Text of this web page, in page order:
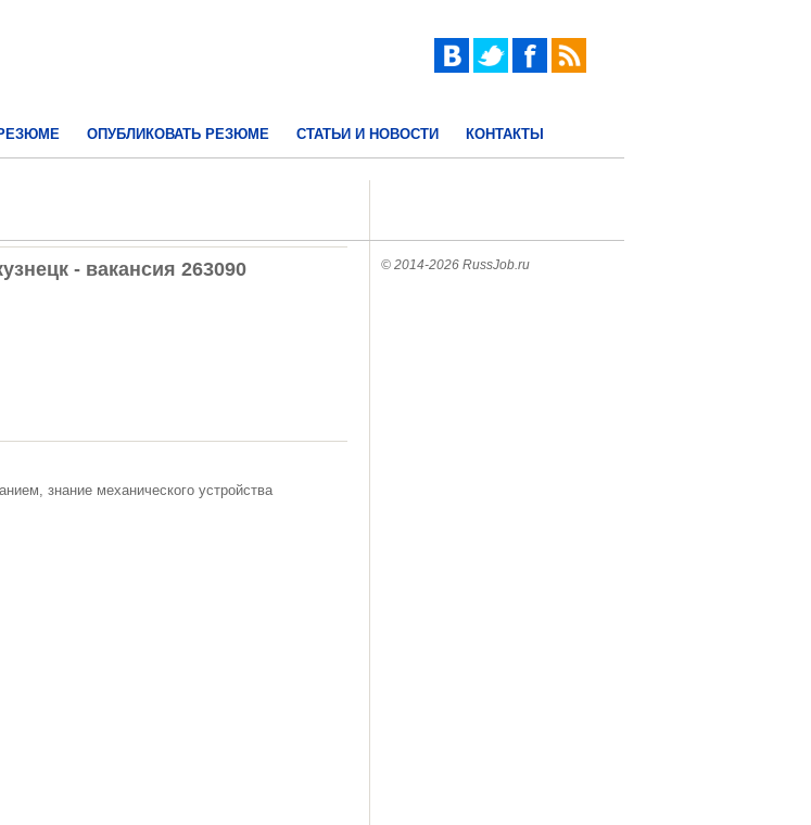
ОПУБЛИКОВАТЬ РЕЗЮМЕ СТАТЬИ И НОВОСТИ КОНТАКТЫ
- вакансия 263090
знание механического устройства
© 2014-2026 RussJob.ru